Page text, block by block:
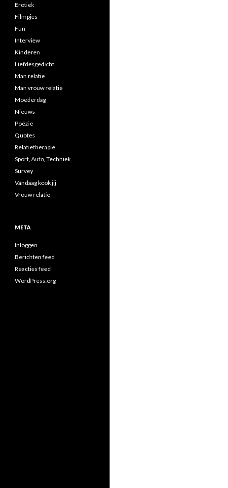
Erotiek
Filmpjes
Fun
Interview
Kinderen
Liefdesgedicht
Man relatie
Man vrouw relatie
Moederdag
Nieuws
Poëzie
Quotes
Relatietherapie
Sport, Auto, Techniek
Survey
Vandaag kook jij
Vrouw relatie
META
Inloggen
Berichten feed
Reacties feed
WordPress.org